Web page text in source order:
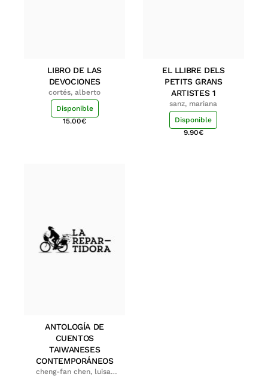
LIBRO DE LAS
DEVOCIONES
cortés, alberto
Disponible
15.00€
EL LLIBRE DELS
PETITS GRANS
ARTISTES 1
sanz, mariana
Disponible
9.90€
ANTOLOGÍA DE
CUENTOS
TAIWANESES
CONTEMPORÁNEOS
cheng-fan chen, luisa;